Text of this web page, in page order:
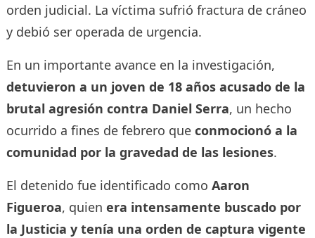
orden judicial. La víctima sufrió fractura de cráneo
y debió ser operada de urgencia.
En un importante avance en la investigación,
detuvieron a un joven de 18 años acusado de la
brutal agresión contra Daniel Serra, un hecho
ocurrido a fines de febrero que conmocionó a la
comunidad por la gravedad de las lesiones.
El detenido fue identificado como Aaron
Figueroa, quien era intensamente buscado por
la Justicia y tenía una orden de captura vigente